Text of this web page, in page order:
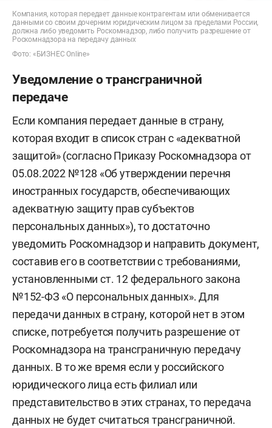
Компания, которая передает данные контрагентам или обменивается
данными со своим дочерним юридическим лицом за пределами России,
должна либо уведомить Роскомнадзор, либо получить разрешение от
Роскомнадзора на передачу данных
Фото: «БИЗНЕС Online»
Уведомление о трансграничной
передаче
Если компания передает данные в страну,
которая входит в список стран с «адекватной
защитой» (согласно Приказу Роскомнадзора от
05.08.2022 №128 «Об утверждении перечня
иностранных государств, обеспечивающих
адекватную защиту прав субъектов
персональных данных»), то достаточно
уведомить Роскомнадзор и направить документ,
составив его в соответствии с требованиями,
установленными ст. 12 федерального закона
№152-ФЗ «О персональных данных». Для
передачи данных в страну, которой нет в этом
списке, потребуется получить разрешение от
Роскомнадзора на трансграничную передачу
данных. В то же время если у российского
юридического лица есть филиал или
представительство в этих странах, то передача
данных не будет считаться трансграничной.